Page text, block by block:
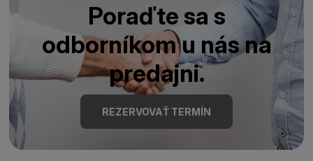
Poraďte sa s
odborníkom u nás na
predajni.
REZERVOVAŤ TERMÍN